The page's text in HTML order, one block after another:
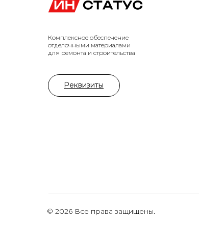
© 2026 Все права защищены.
Комплексное обеспечение
отделочными материалами
для ремонта и строительства
Реквизиты